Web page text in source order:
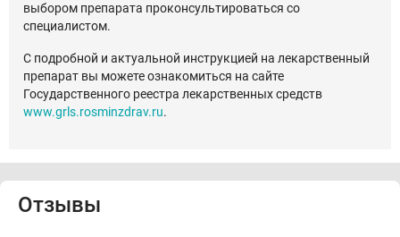
выбором препарата проконсультироваться со
специалистом.
С подробной и актуальной инструкцией на лекарственный
препарат вы можете ознакомиться на сайте
Государственного реестра лекарственных средств
www.grls.rosminzdrav.ru.
Отзывы